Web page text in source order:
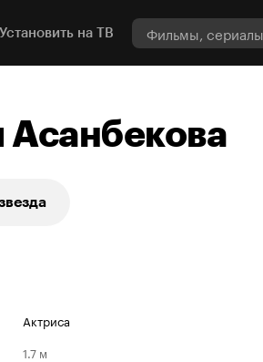
Установить на ТВ
Асанбекова
Актриса
1.7 м